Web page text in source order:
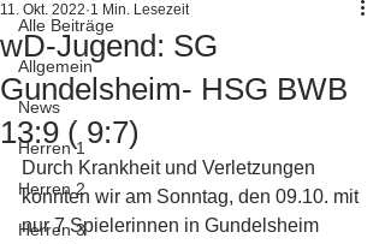
Alle Beiträge
Allgemein
News
Herren 1
Herren 2
Herren 3
wD-Jugend: SG
Gundelsheim- HSG BWB
13:9 ( 9:7)
11. Okt. 2022 1 Min. Lesezeit
Durch Krankheit und Verletzungen
konnten wir am Sonntag, den 09.10. mit
nur 7 Spielerinnen in Gundelsheim